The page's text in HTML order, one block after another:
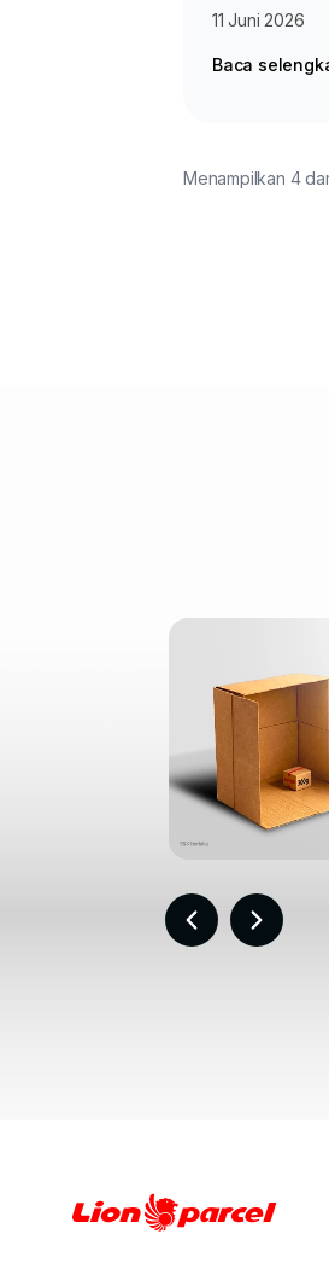
Program
Daging
11 Juni 2026
Baca
Menampilkan 4